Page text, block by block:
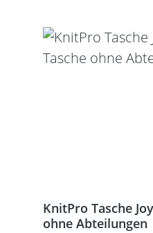
KnitPro Tasche
ohne Abteilungen